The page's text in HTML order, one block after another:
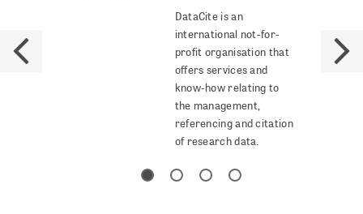
DataCite is an
international not-for-
profit organisation that
offers services and
know-how relating to
the management,
referencing and citation
of research data.